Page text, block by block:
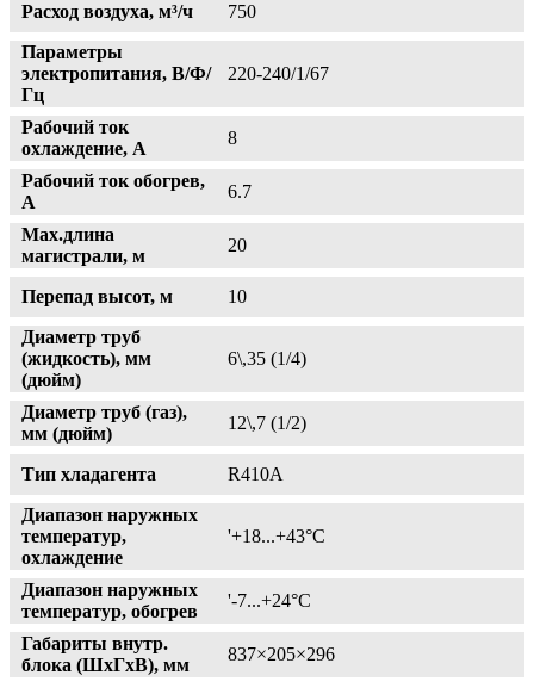
Расход воздуха, м³/ч
750
Параметры
электропитания, В/Ф/
Гц
220-240/1/67
Рабочий ток
охлаждение, А
8
Рабочий ток обогрев,
А
6.7
Max.длина
магистрали, м
20
Перепад высот, м
10
Диаметр труб
(жидкость), мм
(дюйм)
6\,35 (1/4)
Диаметр труб (газ),
мм (дюйм)
12\,7 (1/2)
Тип хладагента
R410A
Диапазон наружных
температур,
охлаждение
'+18...+43°С
Диапазон наружных
температур, обогрев
'-7...+24°С
Габариты внутр.
блока (ШxГxВ), мм
837×205×296